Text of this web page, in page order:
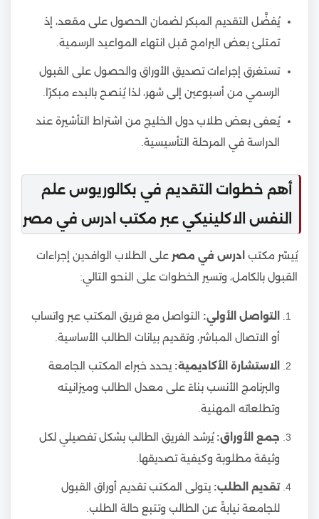
يُفضَّل التقديم المبكر لضمان الحصول على مقعد، إذ
تمتلئ بعض البرامج قبل انتهاء المواعيد الرسمية.
تستغرق إجراءات تصديق الأوراق والحصول على القبول
الرسمي من أسبوعين إلى شهر، لذا يُنصح بالبدء مبكرًا.
يُعفى بعض طلاب دول الخليج من اشتراط التأشيرة عند
الدراسة في المرحلة التأسيسية.
أهم خطوات التقديم في بكالوريوس علم
النفس الاكلينيكي عبر مكتب ادرس في مصر
يُيسّر مكتب ادرس في مصر على الطلاب الوافدين إجراءات
القبول بالكامل، وتسير الخطوات على النحو التالي:
التواصل الأولي: التواصل مع فريق المكتب عبر واتساب
أو الاتصال المباشر، وتقديم بيانات الطالب الأساسية.
الاستشارة الأكاديمية: يحدد خبراء المكتب الجامعة
والبرنامج الأنسب بناءً على معدل الطالب وميزانيته
وتطلعاته المهنية.
جمع الأوراق: يُرشد الفريق الطالب بشكل تفصيلي لكل
وثيقة مطلوبة وكيفية تصديقها.
تقديم الطلب: يتولى المكتب تقديم أوراق القبول
للجامعة نيابةً عن الطالب وتتبع حالة الطلب.